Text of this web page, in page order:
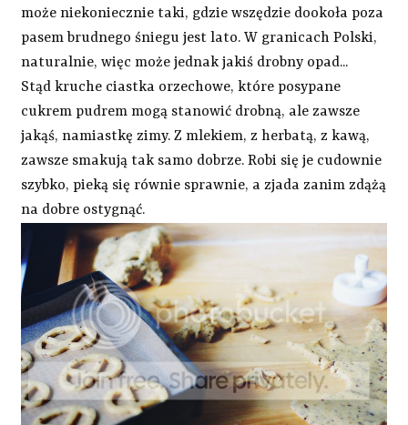
może niekoniecznie taki, gdzie wszędzie dookoła poza
pasem brudnego śniegu jest lato. W granicach Polski,
naturalnie, więc może jednak jakiś drobny opad...
Stąd kruche ciastka orzechowe, które posypane
cukrem pudrem mogą stanowić drobną, ale zawsze
jakąś, namiastkę zimy. Z mlekiem, z herbatą, z kawą,
zawsze smakują tak samo dobrze. Robi się je cudownie
szybko, pieką się równie sprawnie, a zjada zanim zdążą
na dobre ostygnąć.